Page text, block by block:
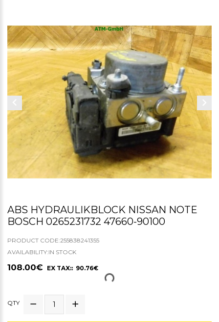
ABS HYDRAULIKBLOCK NISSAN NOTE
BOSCH 0265231732 47660-90100
PRODUCT CODE:255838241355
AVAILABILITY:IN STOCK
108.00€ EX TAX:: 90.76€
QTY